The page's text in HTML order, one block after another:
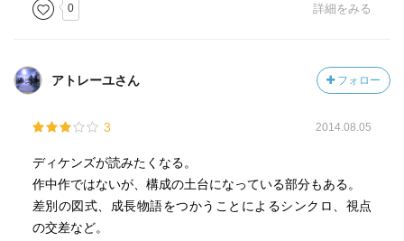
い。私たちは自分たちが何者であるかを語る物語を聞き、
（ｐ２０８）
ただし第七夜は訪れず、来たのはランボー達を捕虜にした
レッドスキン兵と士官。そこでミスター・ワッツと彼を讃
プされそうになる。その場面から。
現実はどこか遠くにあって、そこにいる私と士官とには何
の関係もないかのようだった。私たちが背を向けている間
に起こった出来事は、どこか遠くの出来事のような気がし
0 詳細をみる
アトレーユさん フォロー
3 2014.08.05
ディケンズが読みたくなる。
作中作ではないが、構成の土台になっている部分もある。
差別の図式、成長物語をつかうことによるシンクロ、視点
の交差など。